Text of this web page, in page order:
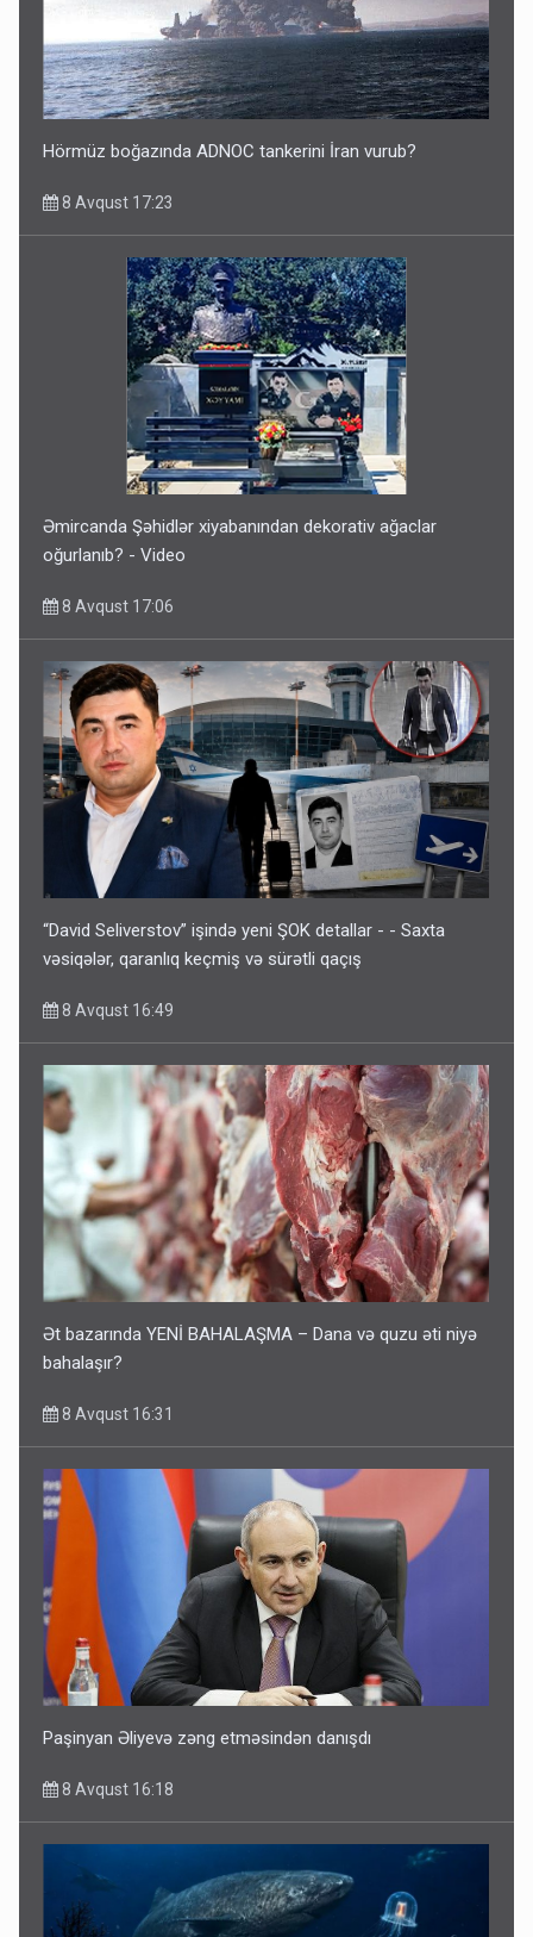
Hörmüz boğazında ADNOC tankerini İran vurub?
8 Avqust 17:23
Əmircanda Şəhidlər xiyabanından dekorativ ağaclar
oğurlanıb? - Video
8 Avqust 17:06
“David Seliverstov” işində yeni ŞOK detallar - - Saxta
vəsiqələr, qaranlıq keçmiş və sürətli qaçış
8 Avqust 16:49
Ət bazarında YENİ BAHALAŞMA – Dana və quzu əti niyə
bahalaşır?
8 Avqust 16:31
Paşinyan Əliyevə zəng etməsindən danışdı
8 Avqust 16:18